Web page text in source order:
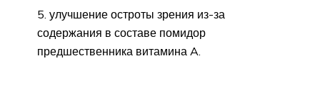
улучшение остроты зрения из-за
содержания в составе помидор
предшественника витамина A.